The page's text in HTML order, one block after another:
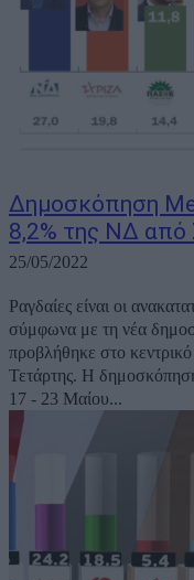
Δημοσκόπηση
8,2% της ΝΔ από
25/05/2022
Ραγδαίες είναι οι
σύμφωνα με τη νέα
προβλήθηκε στο
Τετάρτης. Η δημοσκόπηση πραγματοποιήθηκε κατά το διάστημα
17 - 23 Μαίου...